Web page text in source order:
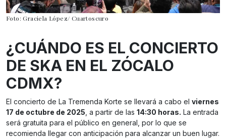
Foto: Graciela López/ Cuartoscuro
¿CUÁNDO ES EL CONCIERTO
DE SKA EN EL ZÓCALO
CDMX?
El concierto de La Tremenda Korte se llevará a cabo el viernes
17 de octubre de 2025 , a partir de las 14:30 horas. La entrada
será gratuita para el público en general, por lo que se
recomienda llegar con anticipación para alcanzar un buen lugar.